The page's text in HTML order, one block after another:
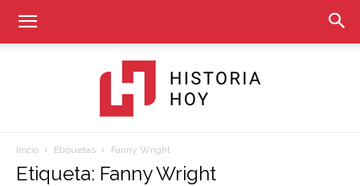
Inicio Etiquetas Fanny Wright
Etiqueta: Fanny Wright